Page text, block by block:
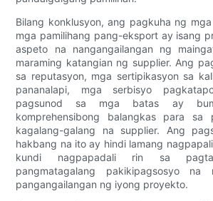
Bilang konklusyon, ang pagkuha ng
mga pamilihang pang-eksport ay isang
aspeto na nangangailangan ng
maraming katangian ng supplier. Ang
sa reputasyon, mga sertipikasyon sa
pananalapi, mga serbisyo
pagsunod sa mga batas ay
komprehensibong balangkas para
kagalang-galang na supplier. Ang
hakbang na ito ay hindi lamang
kundi nagpapadali rin sa
pangmatagalang pakikipagsosyo
pangangailangan ng iyong proyekto.